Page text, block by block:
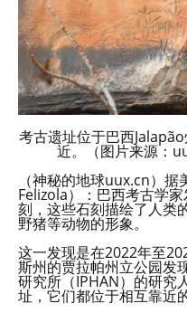
考古遗址位于巴西
近。（图片来源：
（神秘的地球uux.cn）
Felizola）：巴西考古学
刻，这些石刻描绘了人类
野猪等动物的形象。
这一发现是在2022年至
斯州的贾拉帕州立公园发
研究所（IPHAN）的研究
址，它们都位于相互靠近